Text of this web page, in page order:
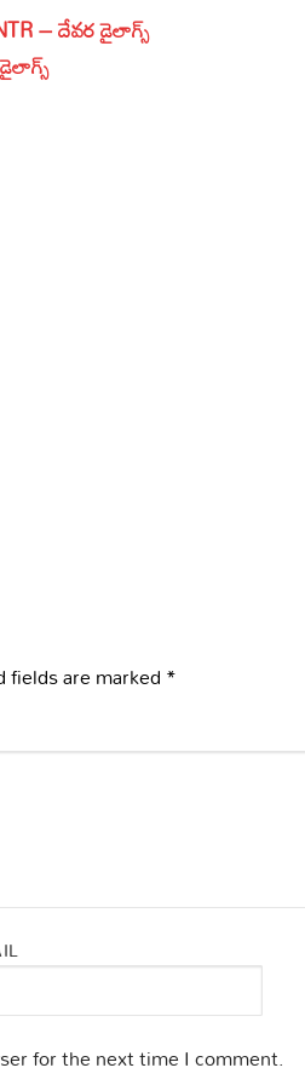
– దేవర డైలాగ్స్
fields are marked*
for the next time I comment.